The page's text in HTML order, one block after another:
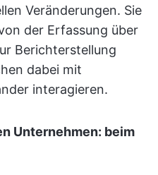
Veränderungen. Sie
der Erfassung über
Berichterstellung
dabei mit
interagieren.
Unternehmen: beim